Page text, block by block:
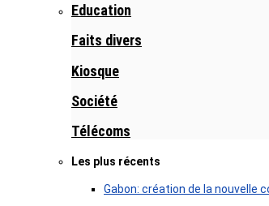
Education
Faits divers
Kiosque
Société
Télécoms
Les plus récents
Gabon: création de la nouvelle